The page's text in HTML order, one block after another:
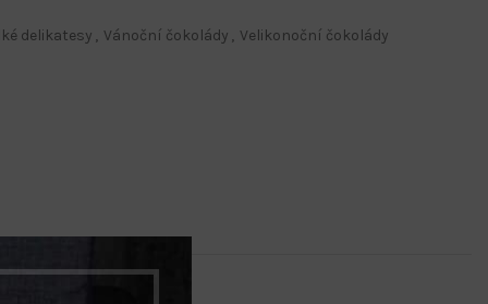
delikatesy , Vánoční čokolády , Velikonoční čokolády